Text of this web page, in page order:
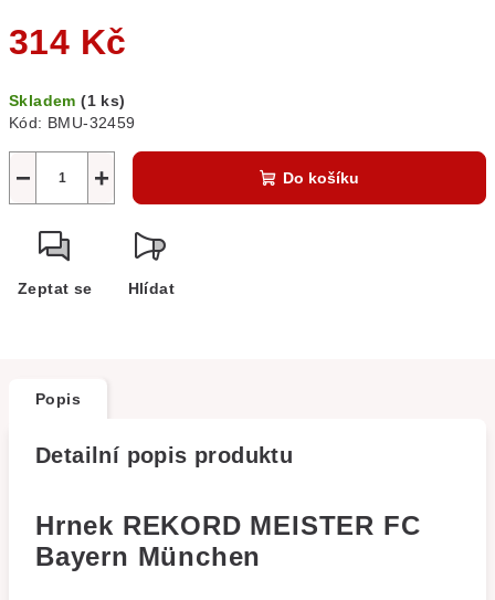
314 Kč
cena:
Skladem(1 ks)
Kód: BMU-32459
+
− Do košíku
Zeptat se Hlídat
Popis
Detailní popis produktu
Hrnek REKORD MEISTER FC
Bayern München